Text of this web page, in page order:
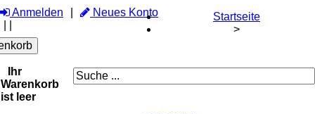
Anmelden
Neues Konto
Ihr
Warenkorb
ist leer
Startseite
>